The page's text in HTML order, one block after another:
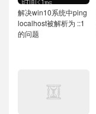
解决win10系统中ping
localhost被解析为 ::1
的问题